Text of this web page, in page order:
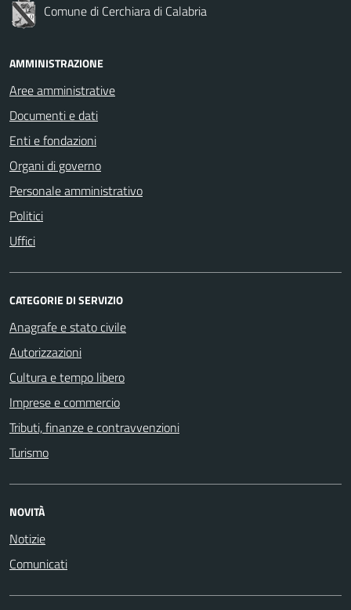
Comune di Cerchiara di Calabria
AMMINISTRAZIONE
Aree amministrative
Documenti e dati
Enti e fondazioni
Organi di governo
Personale amministrativo
Politici
Uffici
CATEGORIE DI SERVIZIO
Anagrafe e stato civile
Autorizzazioni
Cultura e tempo libero
Imprese e commercio
Tributi, finanze e contravvenzioni
Turismo
NOVITÀ
Notizie
Comunicati